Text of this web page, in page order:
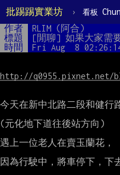
批踢踢實業坊 › 看板
作者 RLIM (阿合)
標題
[閒聊] 如果大家需
時間
Fri Aug  8
http://q0955.pixnet.net/
今天在新中北路二段和健行
(元化地下道往後站方向)
遇上一位老人在賣玉蘭花，
因為行駛中，將車停下，